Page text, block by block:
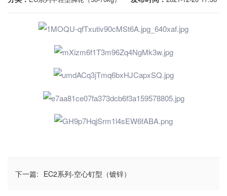
下一篇: EC2系列-空心钉型（镀锌）